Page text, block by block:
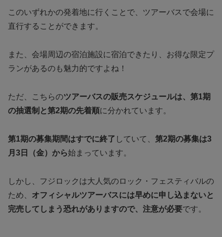
このいずれかの発着地に行くことで、ツアーバスで会場に
直行することができます。
また、会場周辺の宿泊施設に宿泊できたり、お得な限定プ
ランがあるのも魅力的ですよね！
ただ、こちらのツアーバスの販売スケジュールは、第1期
の抽選制と第2期の先着順に分かれています。
第1期の募集期間はすでに終了 していて、 第2期の募集は3
月3日（金）から始まっています。
しかし、フジロックは大人気のロック・フェスティバルの
ため、 オフィシャルツアーバスには早めに申し込まないと
完売してしまう恐れがありますので、注意が必要です。